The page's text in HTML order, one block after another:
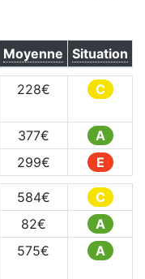
Moyenne Situation
228€ C
377€
A
299€ E
584€
C
82€
A
575€ A